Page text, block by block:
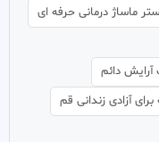
ماساژ درمانی حرفه ای
دائم
آزادی زندانی قم